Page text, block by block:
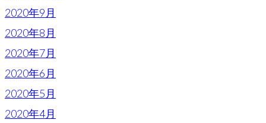
2020年9月
2020年8月
2020年7月
2020年6月
2020年5月
2020年4月